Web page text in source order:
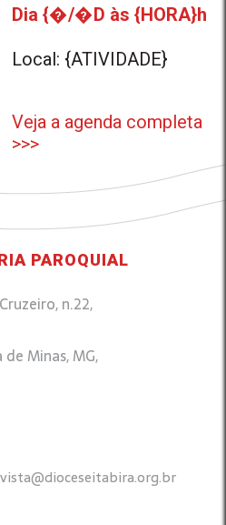
Dia {�/�D às {HORA}h
Local: {ATIVIDADE}
Veja a agenda completa
>>>
PAROQUIAL
n.22,
Minas, MG,